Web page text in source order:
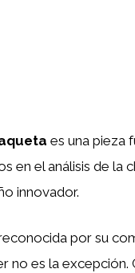
es una pieza
en el análisis de la
innovador.
por su
no es la